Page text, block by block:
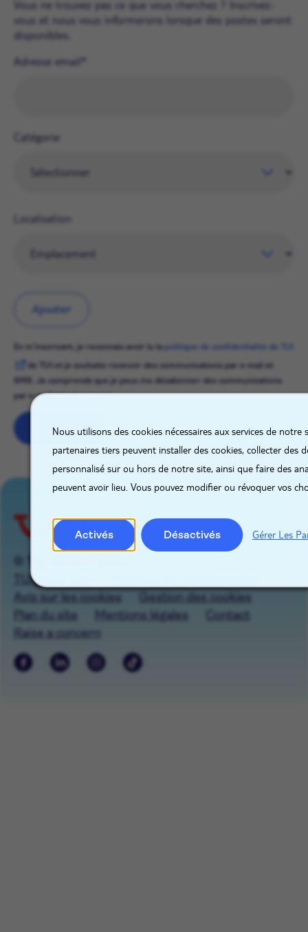
Nous utilisons des cookies nécessaires aux services de
partenaires tiers peuvent installer des cookies, collecter
personnalisé sur ou hors de notre site, ainsi que faire des
peuvent avoir lieu. Vous pouvez modifier ou révoquer vos
Activés Désactivés Gérer Les
Vous ne trouvez pas ce que vous cherchez ? Inscrivez-
vous et nous vous informerons lorsque des postes seront
disponibles.
Adresse email
Catégorie
Localisation
Ajouter
En m'inscrivant, je reconnais avoir lu la politique de confidentialité de TUI
de TUI et je souhaite recevoir des communications par e-mail et
SMS. Je comprends que je peux me désabonner des communications
par e-mail à tout moment.
S'inscrire
TUIgroup.com
Avis sur les cookies
Gestion des cookies
Plan du site
Mentions légales
Contact
Raise a concern